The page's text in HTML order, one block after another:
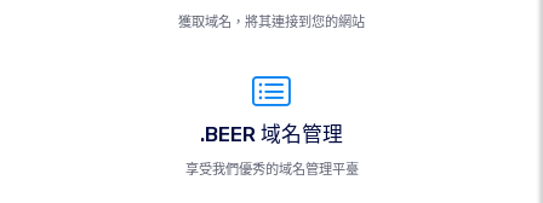
獲取域名，將其連接到您的網站
.BEER 域名管理
享受我們優秀的域名管理平臺